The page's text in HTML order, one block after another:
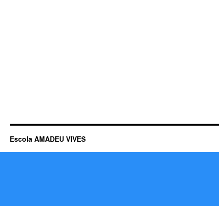
Escola AMADEU VIVES